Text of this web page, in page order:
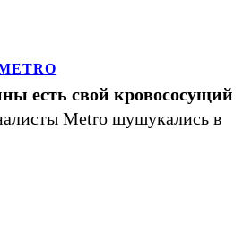
есть свой кровососущий
Metro шушукались в